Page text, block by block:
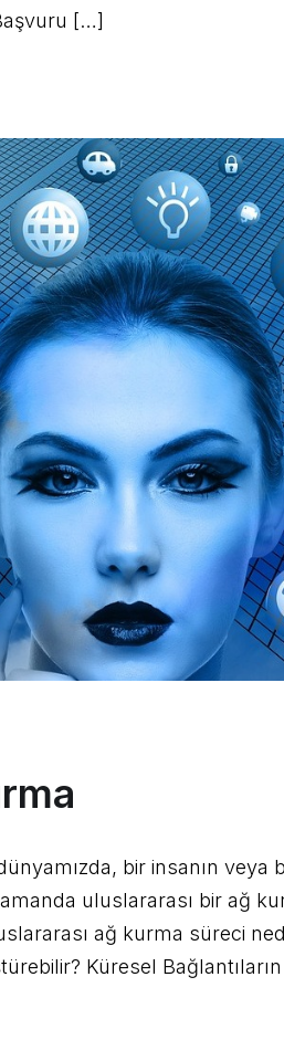
[…]
bir insanın veya
uluslararası bir ağ
ağ kurma süreci
Küresel